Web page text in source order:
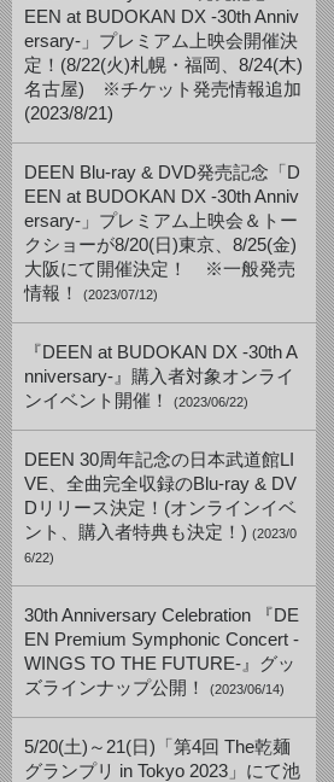
EEN at BUDOKAN DX -30th Anniv
ersary-」プレミアム上映会開催決
定！(8/22(火)札幌・福岡、8/24(木)
名古屋) ※チケット発売情報追加
(2023/8/21)
DEEN Blu-ray & DVD発売記念「D
EEN at BUDOKAN DX -30th Anniv
ersary-」プレミアム上映会＆トー
クショーが8/20(日)東京、8/25(金)
大阪にて開催決定！ ※一般発売
情報！
(2023/07/12)
『DEEN at BUDOKAN DX -30th A
nniversary-』購入者対象オンライ
ンイベント開催！
(2023/06/22)
DEEN 30周年記念の日本武道館LI
VE、全曲完全収録のBlu-ray & DV
Dリリース決定！(オンラインイベ
ント、購入者特典も決定！) (2023/0
6/22)
30th Anniversary Celebration 『DE
EN Premium Symphonic Concert -
WINGS TO THE FUTURE-』グッ
ズラインナップ公開！
(2023/06/14)
5/20(土)～21(日)「第4回 The乾麺
グランプリ in Tokyo 2023」にて池